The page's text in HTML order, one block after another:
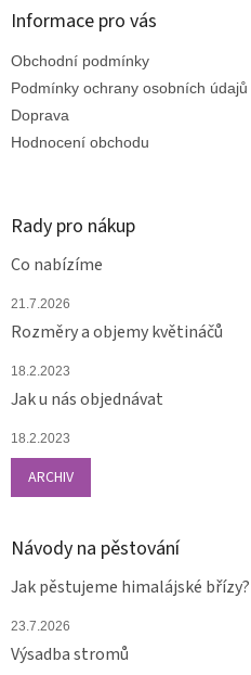
Informace pro vás
Obchodní podmínky
Podmínky ochrany osobních údajů
Doprava
Hodnocení obchodu
Rady pro nákup
Co nabízíme
21.7.2026
Rozměry a objemy květináčů
18.2.2023
Jak u nás objednávat
18.2.2023
ARCHIV
Návody na pěstování
Jak pěstujeme himalájské břízy?
23.7.2026
Výsadba stromů